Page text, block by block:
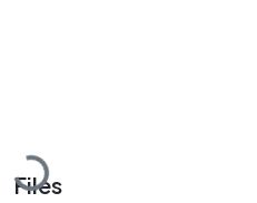
Loading...
Files